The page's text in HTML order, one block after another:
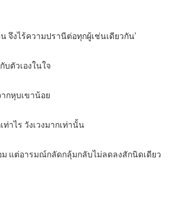
จึงไร้ความปรานีต่อทุกผู้เช่นเดียวกัน’
บตัวเองในใจ
กหุบเขาน้อย
าไร วังเวงมากเท่านั้น
แต่อารมณ์กลัดกลุ้มกลับไม่ลดลงสักนิดเดียว